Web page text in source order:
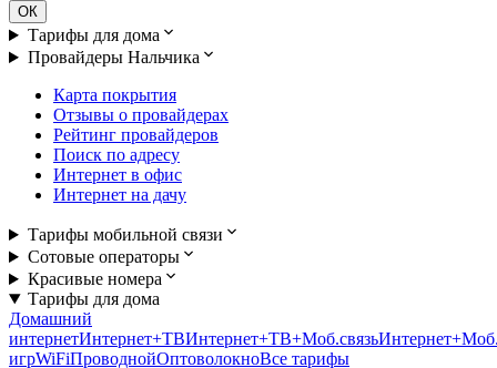
ОК
Тарифы для дома
Провайдеры Нальчика
Карта покрытия
Отзывы о провайдерах
Рейтинг провайдеров
Поиск по адресу
Интернет в офис
Интернет на дачу
Тарифы мобильной связи
Сотовые операторы
Красивые номера
Тарифы для дома
Домашний
интернетИнтернет+ТВИнтернет+ТВ+Моб.связь
игрWiFiПроводнойОптоволокноВсе тарифы